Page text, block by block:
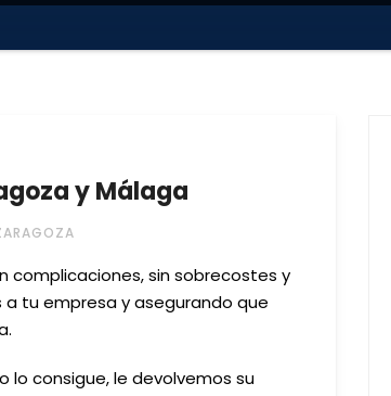
y Málaga
complicaciones, sin sobrecostes y
tu empresa y asegurando que
lo consigue, le devolvemos su